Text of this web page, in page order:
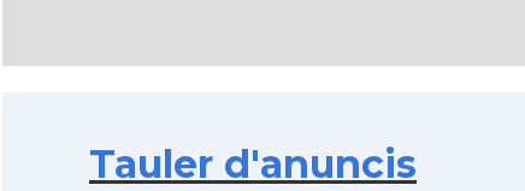
Tauler d'anuncis